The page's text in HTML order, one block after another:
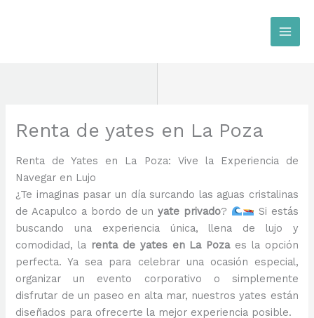
Renta de yates en La Poza
Renta de Yates en La Poza: Vive la Experiencia de
Navegar en Lujo
¿Te imaginas pasar un día surcando las aguas cristalinas
de Acapulco a bordo de unyate privado?
Si estás
buscando una experiencia única, llena de lujo y
comodidad, la renta de yates en La Pozaes la opción
perfecta. Ya sea para celebrar una ocasión especial,
organizar un evento corporativo o simplemente
disfrutar de un paseo en alta mar, nuestros yates están
diseñados para ofrecerte la mejor experiencia posible.